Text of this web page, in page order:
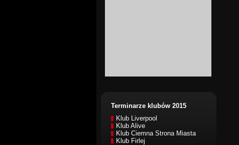
Terminarze klubów 2015
Klub Liverpool
Klub Alive
Klub Ciemna Strona Miasta
Klub Firlej